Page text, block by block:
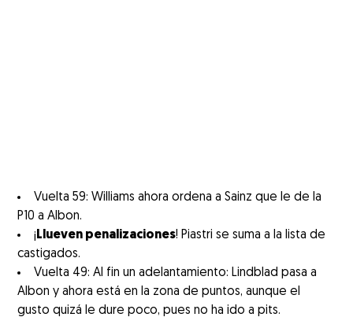
Vuelta 59: Williams ahora ordena a Sainz que le de la
P10 a Albon.
¡ Llueven penalizaciones! Piastri se suma a la lista de
castigados.
Vuelta 49: Al fin un adelantamiento: Lindblad pasa a
Albon y ahora está en la zona de puntos, aunque el
gusto quizá le dure poco, pues no ha ido a pits.